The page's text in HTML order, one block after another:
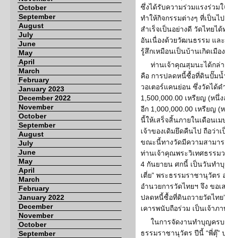
October
September
August
July
June
May
April
March
February
January 2023
December 2022
November
October
September
August
July
June
May
April
March
February
January 2022
December
November
October
September
ซึ่งได้รับความร่วมแรงร่วม
ทำให้กิจกรรมต่างๆ ที่เป็น
สำเร็จเป็นอย่างดี วัดไทยไ
อันเนื่องด้วยวัฒนธรรม แล
รู้สึกเหมือนเป็นบ้านเกิดเมื
ท่านเจ้าคุณสุมนะได้กล่
คือ การปลดหนี้ซื้อที่ดินปั๊ม
วอเตอร์แคนย่อน ซึ่งวัดได้ด
1,500,000.00 เหรียญ (หนึ่
อีก 1,000,000.00 เหรียญ
นี้ให้เสร็จสิ้นภายในเดือนเ
เจ้าของเดิมยึดคืนไป ถือว่า
ขณะนี้ทางวัดมีความสามาร
ท่านเจ้าคุณพระวิเทศธรรม
4 กันยายน ศกนี้ เป็นวันทำ
เตี่ย” พระธรรมราชานุวัตร
อำนวยการวัดไทยฯ จึง ขอ
ปลดหนี้ซื้อที่ดินถวายวัดไท
เคารพนับถือร่วม เป็นเจ้าภ
ในการจัดงานทำบุญคร
ธรรมราชานุวัตร ปีนี้ “พี่ตุ๊